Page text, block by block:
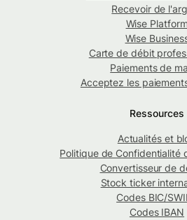
Recevoir de
Wise Platform
Wise
Carte de débit
Paiements de
Acceptez les
Ressources
Actualités et
Politique de Confidentialité
Convertisseur de
Stock ticker
Codes BIC/
Codes IBAN